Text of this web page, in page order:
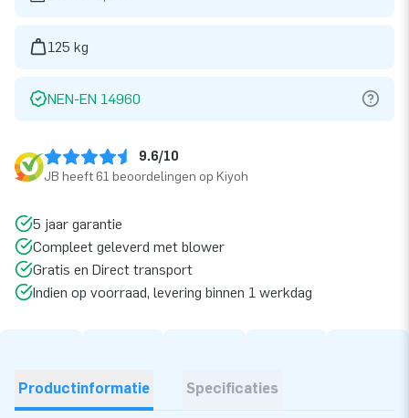
125 kg
NEN-EN 14960
9.6/10
JB heeft 61 beoordelingen op Kiyoh
5 jaar garantie
Compleet geleverd met blower
Gratis en Direct transport
Indien op voorraad, levering binnen 1 werkdag
Productinformatie Specificaties